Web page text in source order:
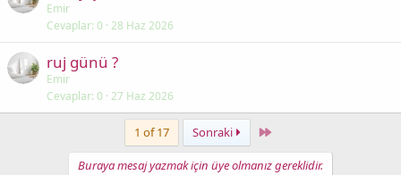
Emir
Cevaplar 0 28 Haz 2026
ruj günü ?
Emir
Cevaplar 0 27 Haz 2026
1 of 17 Sonraki Last
Buraya mesaj yazmak için üye olmanız gereklidir.